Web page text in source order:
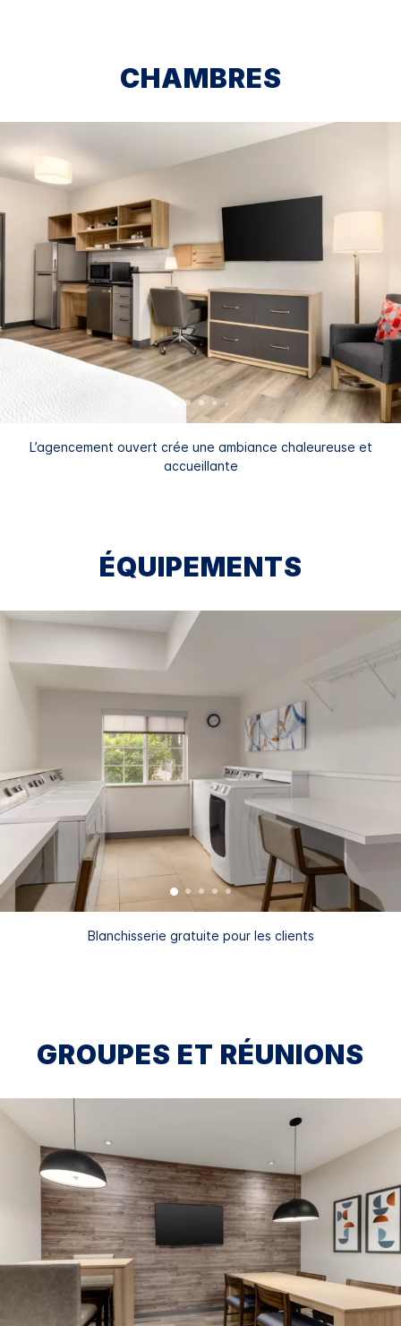
CHAMBRES
L’agencement ouvert crée une ambiance chaleureuse et
accueillante
ÉQUIPEMENTS
Blanchisserie gratuite pour les clients
GROUPES ET RÉUNIONS